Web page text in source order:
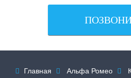
 Главная  Альфа Ромео 